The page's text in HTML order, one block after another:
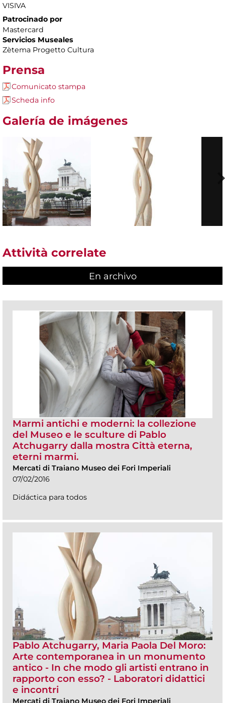
VISIVA
Patrocinado por
Mastercard
Servicios Museales
Zètema Progetto Cultura
Prensa
Comunicato stampa
Scheda info
Galería de imágenes
Attività correlate
En archivo
Marmi antichi e moderni: la collezione
del Museo e le sculture di Pablo
Atchugarry dalla mostra Città eterna,
eterni marmi.
Mercati di Traiano Museo dei Fori Imperiali
07/02/2016
Didáctica para todos
Pablo Atchugarry, Maria Paola Del Moro:
Arte contemporanea in un monumento
antico - In che modo gli artisti entrano in
rapporto con esso? - Laboratori didattici
e incontri
Mercati di Traiano Museo dei Fori Imperiali